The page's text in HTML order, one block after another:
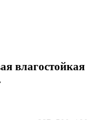
влагостойкая